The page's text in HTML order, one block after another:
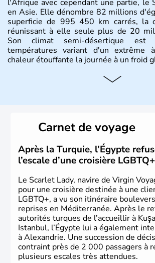
l'Afrique avec cependant une partie, le
en Asie. Elle dénombre 82 millions
superficie de 995 450 km carrés, la
réunissant à elle seule plus de 20
Son climat semi-désertique
températures variant d'un extrême
chaleur étouffante la journée à un froid
Histoire et administration
passé sont connues pour leur
technologies très en avance sur le reste
avoir été occupée par divers peuples
les grecs, cette république
sous la domination arabe au VIIème
langue officielle.
Carnet de voyage
Après la Turquie, l’Égypte
l’escale d’une croisière LGBTQ+
Le Scarlet Lady, navire de Virgin
pour une croisière destinée à une
LGBTQ+, a vu son itinéraire
reprises en Méditerranée. Après le
autorités turques de l’accueillir à
Istanbul, l’Égypte lui a également
à Alexandrie. Une succession de
contraint près de 2 000 passagers à
plusieurs escales très attendues.